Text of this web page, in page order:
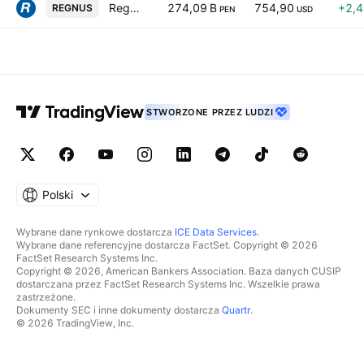
REGNUS Regeneron Pharmaceuticals, Inc. 274,09 B PEN 754,90 USD
STWORZONE PRZEZ LUDZI
Polski
Wybrane dane rynkowe dostarcza ICE Data Services.
Wybrane dane referencyjne dostarcza FactSet. Copyright © 2026
FactSet Research Systems Inc.
Copyright © 2026, American Bankers Association. Baza danych CUSIP
dostarczana przez FactSet Research Systems Inc. Wszelkie prawa
zastrzeżone.
Dokumenty SEC i inne dokumenty dostarcza Quartr.
© 2026 TradingView, Inc.